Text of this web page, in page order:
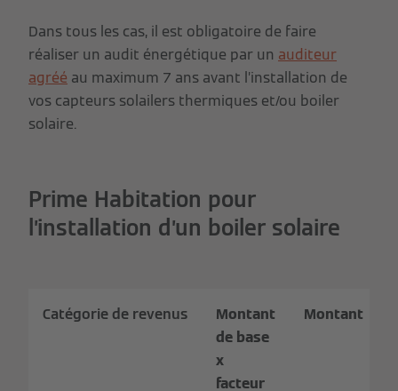
Dans tous les cas, il est obligatoire de faire
réaliser un audit énergétique par un auditeur
agréé au maximum 7 ans avant l’installation de
vos capteurs solailers thermiques et/ou boiler
solaire.
Prime Habitation pour
l’installation d’un boiler solaire
Catégorie de revenus
Montant
de base
x
facteur
Montant